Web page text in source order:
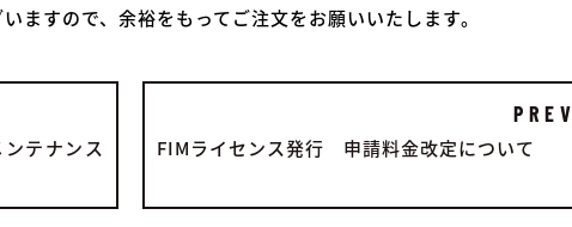
すので、余裕をもってご注文をお願いいたします。
テナンス
PREV
FIMライセンス発行 申請料金改定について